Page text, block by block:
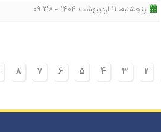
پنجشنبه، 11 اردیبهشت 1404 - 09:38
2
3
4
5
6
7
8